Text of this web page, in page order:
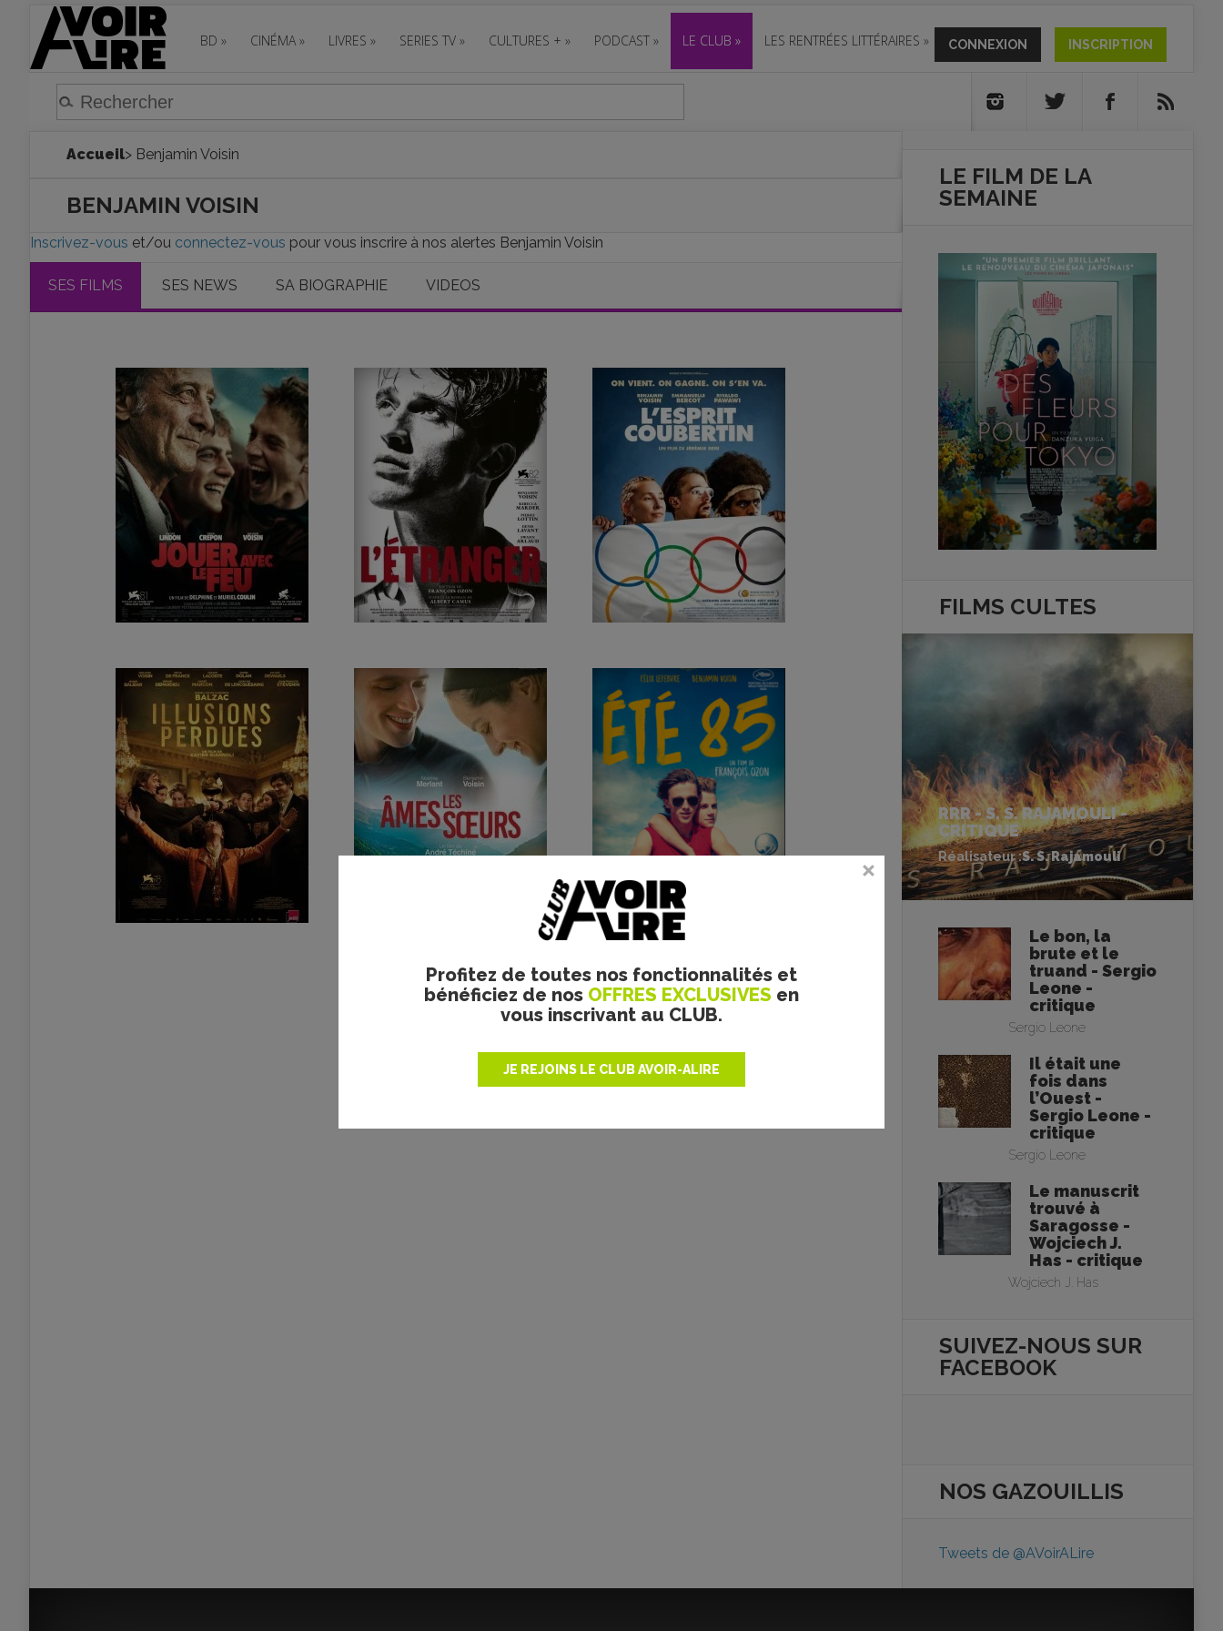
BD » CINÉMA » LIVRES » SERIES TV » CULTURES + » PODCAST » LE CLUB » LES RENTRÉES LITTÉRAIRES » CONNEXION INSCRIPTION
Profitez de toutes nos fonctionnalités et
bénéficiez de nos OFFRES EXCLUSIVES en
vous inscrivant au CLUB.
JE REJOINS LE CLUB AVOIR-ALIRE
Accueil> Benjamin Voisin
BENJAMIN VOISIN
Inscrivez-vous et/ou connectez-vous pour vous inscrire à nos alertes Benjamin Voisin
SES FILMS SES NEWS SA BIOGRAPHIE VIDEOS
LE FILM DE LA
SEMAINE
FILMS CULTES
RRR - S. S. RAJAMOULI -
CRITIQUE
Réalisateur :S. S. Rajamouli
Le bon, la
brute et le
truand - Sergio
Leone -
critique
Sergio Leone
Il était une
fois dans
l’Ouest -
Sergio Leone -
critique
Sergio Leone
Le manuscrit
trouvé à
Saragosse -
Wojciech J.
Has - critique
Wojciech J. Has
SUIVEZ-NOUS SUR
FACEBOOK
NOS GAZOUILLIS
Tweets de @AVoirALire